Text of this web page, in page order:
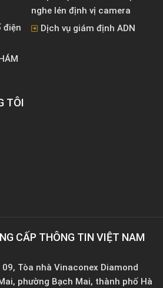
nghe lén định vị camera
điện
Dịch vụ giám định ADN
TÔI
CẤP THÔNG TIN VIỆT NAM
Tòa nhà Vinaconex Diamond
phường Bạch Mai, thành phố Hà